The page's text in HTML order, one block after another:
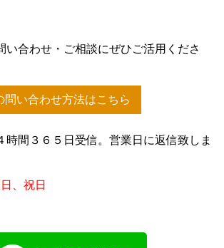
い合わせ・ご相談にぜひご活用くださ
問い合わせ方法はこちら
時間３６５日受信。営業日に返信致しま
、祝日